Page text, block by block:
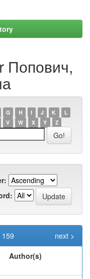
Попович,
G H I J K
L
V W X Y Z
next >
Author(s)